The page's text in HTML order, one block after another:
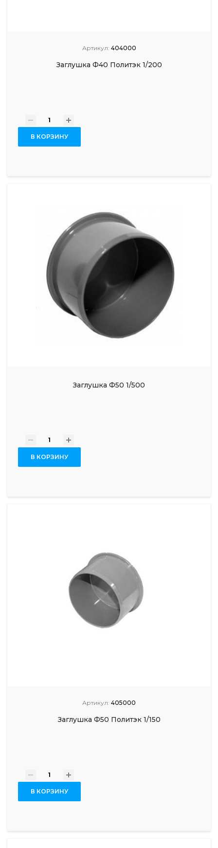
Артикул: 404000
Заглушка Ф40 Политэк 1/200
- +
В КОРЗИНУ
Заглушка Ф50 1/500
- +
В КОРЗИНУ
Артикул: 405000
Заглушка Ф50 Политэк 1/150
- +
В КОРЗИНУ